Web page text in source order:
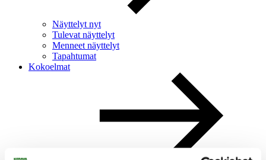
Näyttelyt nyt
Tulevat näyttelyt
Menneet näyttelyt
Tapahtumat
Kokoelmat